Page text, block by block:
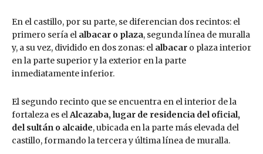
En el castillo, por su parte, se diferencian dos recintos: el
primero sería el albacar o plaza, segunda línea de muralla
y, a su vez, dividido en dos zonas: el albacar o plaza interior
en la parte superior y la exterior en la parte
inmediatamente inferior.
El segundo recinto que se encuentra en el interior de la
fortaleza es elAlcazaba,lugar de residencia del oficial,
del sultán o alcaide, ubicada en la parte más elevada del
castillo, formando la tercera y última línea de muralla.